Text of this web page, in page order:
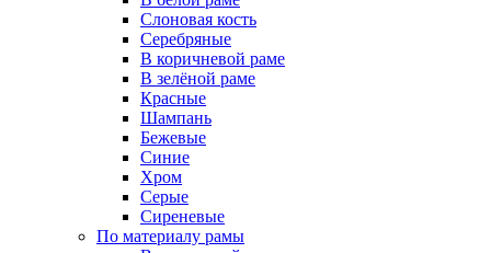
Слоновая кость
Серебряные
В коричневой раме
В зелёной раме
Красные
Шампань
Бежевые
Синие
Хром
Серые
Сиреневые
По материалу рамы